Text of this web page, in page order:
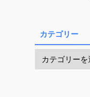
カテゴリー